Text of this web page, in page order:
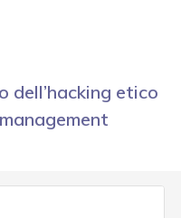
dell’hacking etico